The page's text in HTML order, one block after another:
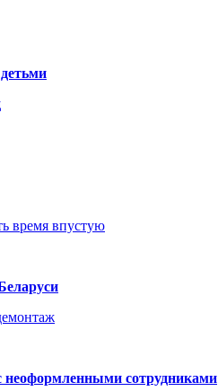
время впустую
неоформленными сотрудниками